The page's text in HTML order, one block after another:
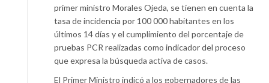
primer ministro Morales Ojeda, se tienen en cuenta la
tasa de incidencia por 100 000 habitantes en los
últimos 14 días y el cumplimiento del porcentaje de
pruebas PCR realizadas como indicador del proceso
que expresa la búsqueda activa de casos.
El Primer Ministro indicó a los gobernadores de las